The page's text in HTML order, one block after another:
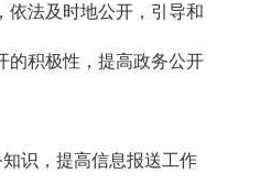
依法及时地公开，引导和
的积极性，提高政务公开
识，提高信息报送工作